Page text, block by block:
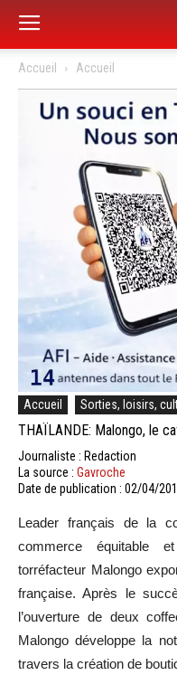
Accueil Accueil
Accueil Sorties, loisirs,
THAÏLANDE: Malongo, le
Journaliste : Redaction
La source : Gavroche
Date de publication : 02/04/
Leader français de la
commerce équitable
torréfacteur Malongo
française. Après le
l’ouverture de deux
Malongo développe la
travers la création de